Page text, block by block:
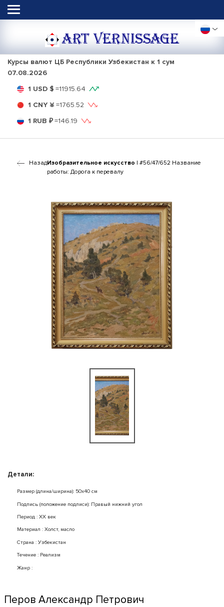
ART VERNISSAGE
Курсы валют ЦБ Республики Узбекистан к 1 сум
07.08.2026
1 USD $ =11915.64
1 CNY ¥ =1765.52
1 RUB ₽=146.19
НазадИзобразительное искусство | #56/47/652 Название
работы: Дорога к перевалу
Детали:
Размер (длина/ширина): 50x40 см
Подпись (положение подписи): Правый нижний угол
Период : XX век
Mатериал : Холст, масло
Страна : Узбекистан
Течение : Реализм
Жанр :
Перов Александр Петрович